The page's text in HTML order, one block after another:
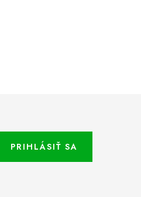
PRIHLÁSIŤ SA